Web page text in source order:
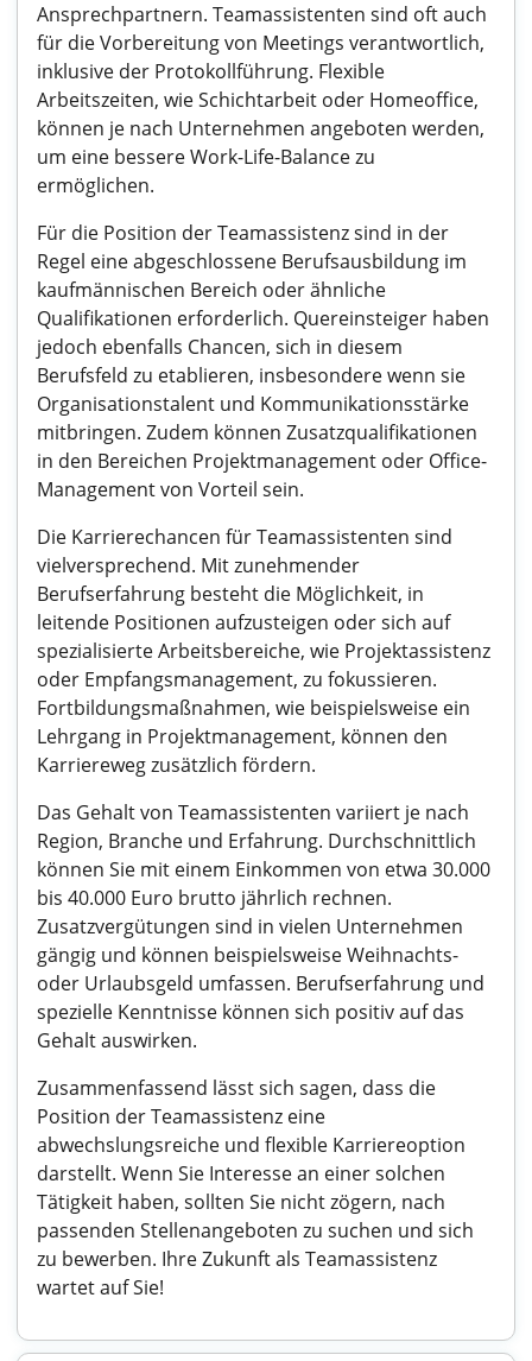
Ansprechpartnern. Teamassistenten sind oft auch
für die Vorbereitung von Meetings verantwortlich,
inklusive der Protokollführung. Flexible
Arbeitszeiten, wie Schichtarbeit oder Homeoffice,
können je nach Unternehmen angeboten werden,
um eine bessere Work-Life-Balance zu
ermöglichen.
Für die Position der Teamassistenz sind in der
Regel eine abgeschlossene Berufsausbildung im
kaufmännischen Bereich oder ähnliche
Qualifikationen erforderlich. Quereinsteiger haben
jedoch ebenfalls Chancen, sich in diesem
Berufsfeld zu etablieren, insbesondere wenn sie
Organisationstalent und Kommunikationsstärke
mitbringen. Zudem können Zusatzqualifikationen
in den Bereichen Projektmanagement oder Office-
Management von Vorteil sein.
Die Karrierechancen für Teamassistenten sind
vielversprechend. Mit zunehmender
Berufserfahrung besteht die Möglichkeit, in
leitende Positionen aufzusteigen oder sich auf
spezialisierte Arbeitsbereiche, wie Projektassistenz
oder Empfangsmanagement, zu fokussieren.
Fortbildungsmaßnahmen, wie beispielsweise ein
Lehrgang in Projektmanagement, können den
Karriereweg zusätzlich fördern.
Das Gehalt von Teamassistenten variiert je nach
Region, Branche und Erfahrung. Durchschnittlich
können Sie mit einem Einkommen von etwa 30.000
bis 40.000 Euro brutto jährlich rechnen.
Zusatzvergütungen sind in vielen Unternehmen
gängig und können beispielsweise Weihnachts-
oder Urlaubsgeld umfassen. Berufserfahrung und
spezielle Kenntnisse können sich positiv auf das
Gehalt auswirken.
Zusammenfassend lässt sich sagen, dass die
Position der Teamassistenz eine
abwechslungsreiche und flexible Karriereoption
darstellt. Wenn Sie Interesse an einer solchen
Tätigkeit haben, sollten Sie nicht zögern, nach
passenden Stellenangeboten zu suchen und sich
zu bewerben. Ihre Zukunft als Teamassistenz
wartet auf Sie!